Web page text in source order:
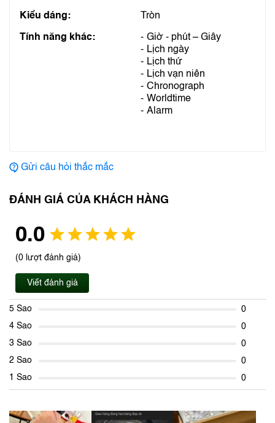
Kiểu dáng: Tròn
Tính năng khác:
Giờ - phút – Giây
Lịch ngày
Lịch thứ
Lịch vạn niên
Chronograph
Worldtime
Alarm
Gửi câu hỏi thắc mắc
ĐÁNH GIÁ CỦA KHÁCH HÀNG
0.0
(0 lượt đánh giá)
Viết đánh giá
5 Sao
0
4 Sao
0
3 Sao
0
2 Sao
0
1 Sao
0